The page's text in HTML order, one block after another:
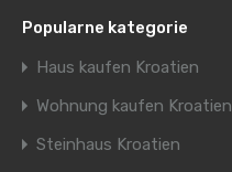
Popularne kategorie
Haus kaufen Kroatien
Wohnung kaufen Kroatien
Steinhaus Kroatien